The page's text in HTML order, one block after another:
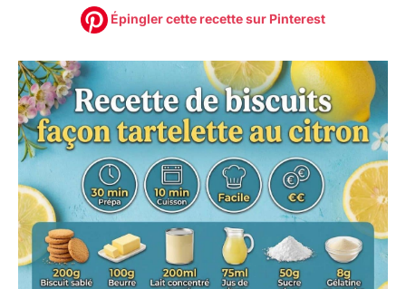
Épingler cette recette sur Pinterest